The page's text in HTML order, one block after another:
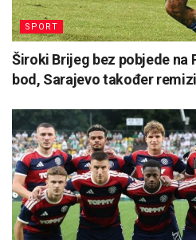
SPORT
Široki Brijeg bez pobjede na
bod, Sarajevo također